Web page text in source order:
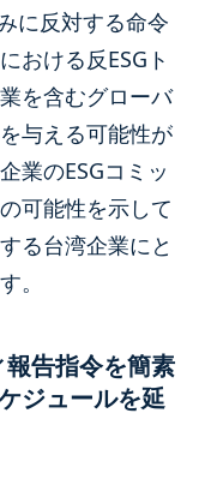
に反対する命令
おける反ESGト
を含むグローバ
与える可能性が
業のESGコミッ
可能性を示して
る台湾企業にと
。
告指令を簡素
ジュールを延